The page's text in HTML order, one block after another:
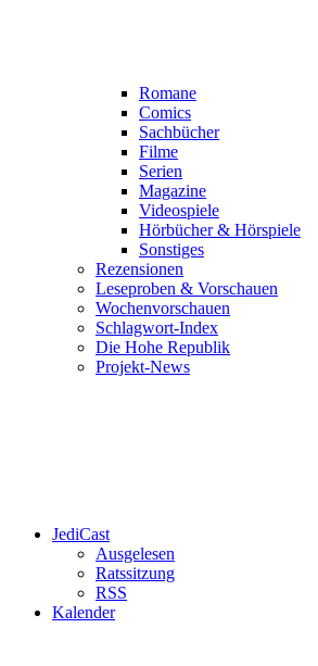
Romane
Comics
Sachbücher
Filme
Serien
Magazine
Videospiele
Hörbücher & Hörspiele
Sonstiges
Rezensionen
Leseproben & Vorschauen
Wochenvorschauen
Schlagwort-Index
Die Hohe Republik
Projekt-News
JediCast
Ausgelesen
Ratssitzung
RSS
Kalender